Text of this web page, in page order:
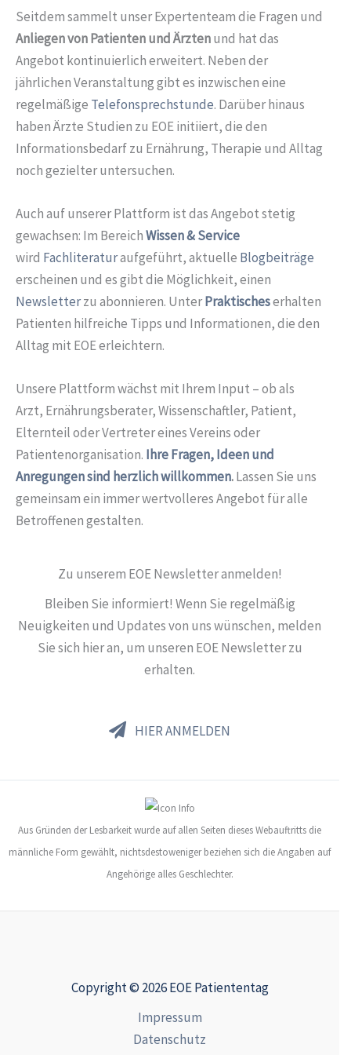
Seitdem sammelt unser Expertenteam die Fragen und
Anliegen von Patienten und Ärztenund hat das
Angebot kontinuierlich erweitert. Neben der
jährlichen Veranstaltung gibt es inzwischen eine
regelmäßige Telefonsprechstunde. Darüber hinaus
haben Ärzte Studien zu EOE initiiert, die den
Informationsbedarf zu Ernährung, Therapie und Alltag
noch gezielter untersuchen.
Auch auf unserer Plattform ist das Angebot stetig
gewachsen: Im BereichWissen & Service
wird Fachliteraturaufgeführt, aktuelle Blogbeiträge
erscheinen und es gibt die Möglichkeit, einen
Newsletterzu abonnieren. UnterPraktischeserhalten
Patienten hilfreiche Tipps und Informationen, die den
Alltag mit EOE erleichtern.
Unsere Plattform wächst mit Ihrem Input – ob als
Arzt, Ernährungsberater, Wissenschaftler, Patient,
Elternteil oder Vertreter eines Vereins oder
Patientenorganisation. Ihre Fragen, Ideen und
Anregungen sind herzlich willkommen.Lassen Sie uns
gemeinsam ein immer wertvolleres Angebot für alle
Betroffenen gestalten.
Zu unserem EOE Newsletter anmelden!
Bleiben Sie informiert! Wenn Sie regelmäßig
Neuigkeiten und Updates von uns wünschen, melden
Sie sich hier an, um unseren EOE Newsletter zu
erhalten.
HIER ANMELDEN
Aus Gründen der Lesbarkeit wurde auf allen Seiten dieses Webauftritts die
männliche Form gewählt, nichtsdestoweniger beziehen sich die Angaben auf
Angehörige alles Geschlechter.
Copyright © 2026 EOE Patiententag
Impressum
Datenschutz